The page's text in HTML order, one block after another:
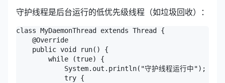
守护线程是后台运行的低优先级线程（如垃圾回收）：
class MyDaemonThread extends Thread {
    @Override
    public void run() {
        while (true) {
            System.out.println("守护线程运行中");
            try {